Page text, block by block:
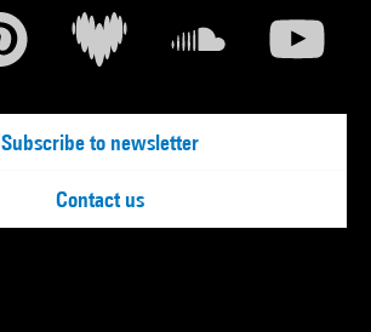
Subscribe to newsletter
Contact us